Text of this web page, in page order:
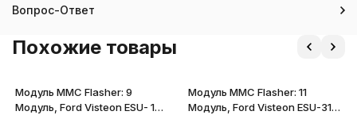
Вопрос-Ответ
Похожие товары
Модуль MMC Flasher: 9
Модуль, Ford Visteon ESU- 131,
Модуль MMC Flasher: 11
Модуль, Ford Visteon ESU-312,